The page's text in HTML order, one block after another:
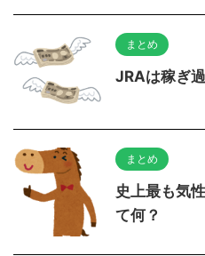
まとめ
JRAは稼ぎ
まとめ
史上最も気
て何？